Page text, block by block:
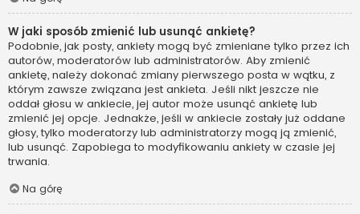
W jaki sposób zmienić lub usunąć ankietę?
Podobnie, jak posty, ankiety mogą być zmieniane tylko przez ich
autorów, moderatorów lub administratorów. Aby zmienić
ankietę, należy dokonać zmiany pierwszego posta w wątku, z
którym zawsze związana jest ankieta. Jeśli nikt jeszcze nie
oddał głosu w ankiecie, jej autor może usunąć ankietę lub
zmienić jej opcje. Jednakże, jeśli w ankiecie zostały już oddane
głosy, tylko moderatorzy lub administratorzy mogą ją zmienić,
lub usunąć. Zapobiega to modyfikowaniu ankiety w czasie jej
trwania.
Na górę